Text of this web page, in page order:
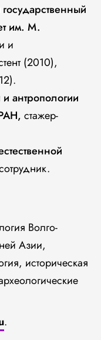
им. М.
и
(2010),
антропологии
стажер-
Волго-
Азии,
историческая
.